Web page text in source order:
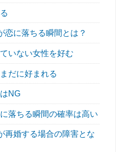
恋に落ちる瞬間とは？
いない女性を好む
だに好まれる
NG
落ちる瞬間の確率は高い
再婚する場合の障害とな